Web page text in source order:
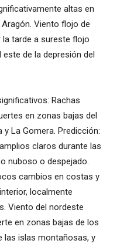
altas en
Viento flojo de
la tarde a sureste flojo
de la depresión del
Rachas
en zonas bajas del
La Gomera. Predicción:
claros durante las
nuboso o despejado.
cambios en costas y
localmente
Viento del nordeste
en zonas bajas de los
las islas montañosas, y